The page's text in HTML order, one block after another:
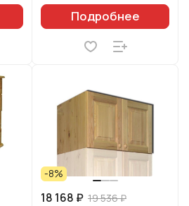
Подробнее
-8%
18 168 ₽ 19 536 ₽